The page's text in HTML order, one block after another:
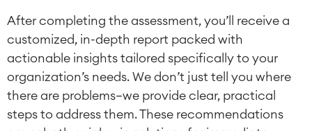
Integrazione
Intelligenza artificiale
Integrazione SAP
RISORSE
CHI SIAMO
■
■
■
After completing the assessment, you’ll receive a
customized, in-depth report packed with
actionable insights tailored specifically to your
organization’s needs. We don’t just tell you where
there are problems—we provide clear, practical
steps to address them. These recommendations